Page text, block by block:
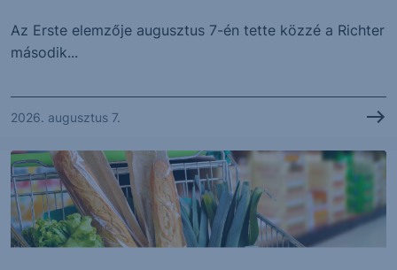
Az Erste elemzője augusztus 7-én tette közzé a Richter
második...
2026. augusztus 7.